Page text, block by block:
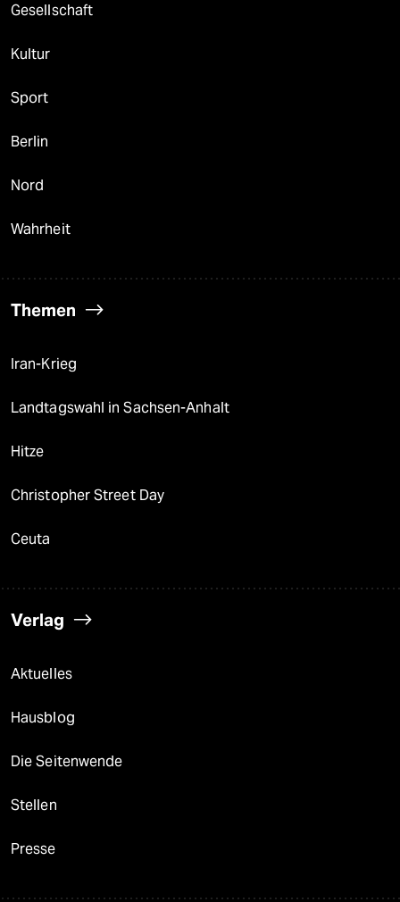
Gesellschaft
Kultur
Sport
Berlin
Nord
Wahrheit
Themen
Iran-Krieg
Landtagswahl in Sachsen-Anhalt
Hitze
Christopher Street Day
Ceuta
Verlag
Aktuelles
Hausblog
Die Seitenwende
Stellen
Presse